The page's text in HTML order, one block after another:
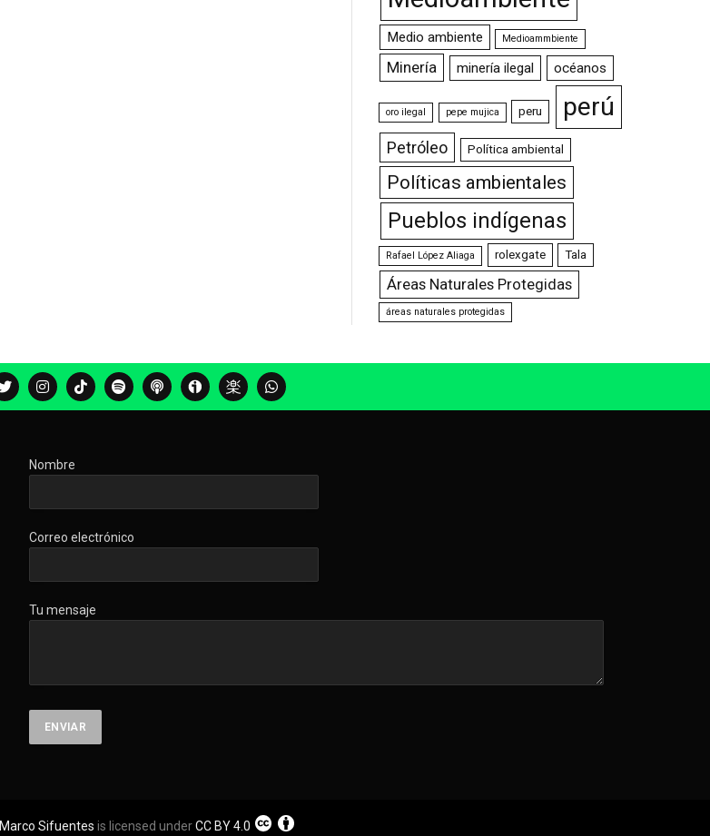
Medio ambiente Medioammbiente
Minería minería ilegal océanos
oro ilegal pepe mujica peru perú
Petróleo Política ambiental
Políticas ambientales
Pueblos indígenas
Rafael López Aliaga rolexgate Tala
Áreas Naturales Protegidas
áreas naturales protegidas
Nombre
Correo electrónico
Tu mensaje
Marco Sifuentes is licensed underCC BY 4.0